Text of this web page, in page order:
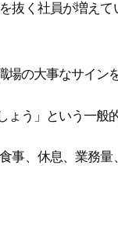
抜く社員が増え
の大事なサイン
う」という一般
事、休息、業務